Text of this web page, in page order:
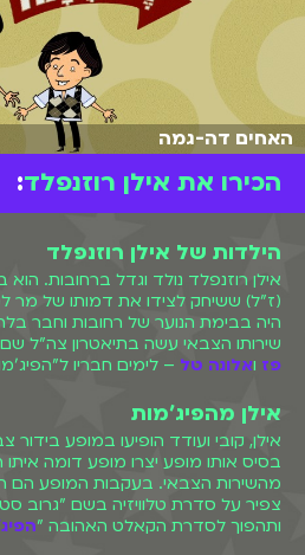
האחים דה-גמה
הכירו את אילן רוזנפלד:
הילדות של אילן רוזנפלד
אילן רוזנפלד נולד וגדל ברחובות. הוא
(ז"ל) ששיחק לצידו את דמותו של מר
היה בבימת הנוער של רחובות וחבר
שירותו הצבאי עשה בתיאטרון צה"ל
פז ואלונה טל – לימים חבריו
אילן מהפיג'מות
אילן, קובי ועודד הופיעו במופע
בסיס אותו מופע יצרו מופע דומה איתו
מהשירות הצבאי. בעקבות המופע הם
צפיר על סדרת טלוויזיה בשם "גרוב
ותהפוך לסדרת הקאלט האהובה "